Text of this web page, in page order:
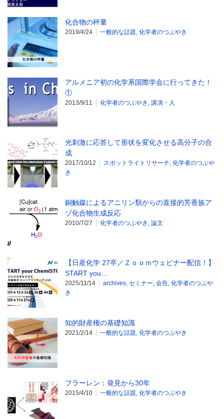
化合物の秤量
2019/4/24 一般的な話題, 化学者のつぶやき
アルメニア初の化学系国際学会に行ってきた！
①
2013/9/11 化学者のつぶやき , 講演・人
光刺激に応答して形状を変化させる高分子の合
成
2017/10/12 スポットライトリサーチ, 化学者のつぶや
き
銅触媒によるアニリン類からの直接的芳香族ア
ゾ化合物生成反応
2010/7/27 化学者のつぶやき , 論文
【日産化学 27卒／Ｚｏｏｍウェビナー配信！】
START you…
2025/11/14 archives, セミナー, 会告, 化学者のつぶや
き
知的財産権の基礎知識
2021/2/14 一般的な話題, 化学者のつぶやき
フラーレン：発見から30年
2015/4/10 一般的な話題, 化学者のつぶやき